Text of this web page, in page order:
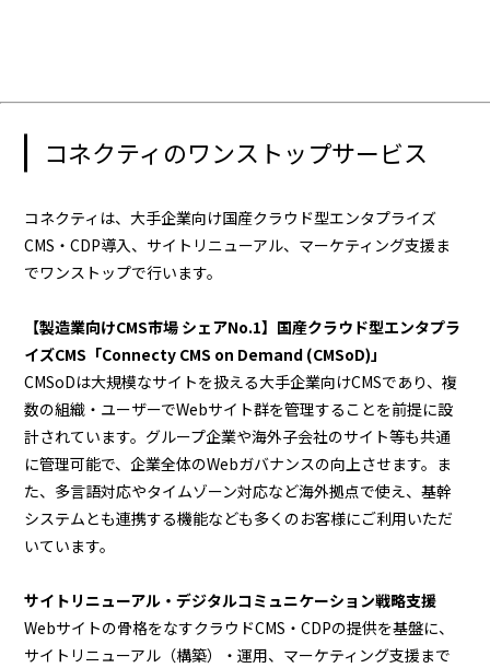
コネクティのワンストップサービス
コネクティは、大手企業向け国産クラウド型エンタプライズ
CMS・CDP導入、サイトリニューアル、マーケティング支援ま
でワンストップで行います。
【製造業向けCMS市場 シェアNo.1】国産クラウド型エンタプラ
イズCMS「Connecty CMS on Demand (CMSoD)」
CMSoDは大規模なサイトを扱える大手企業向けCMSであり、複
数の組織・ユーザーでWebサイト群を管理することを前提に設
計されています。グループ企業や海外子会社のサイト等も共通
に管理可能で、企業全体のWebガバナンスの向上させます。ま
た、多言語対応やタイムゾーン対応など海外拠点で使え、基幹
システムとも連携する機能なども多くのお客様にご利用いただ
いています。
サイトリニューアル・デジタルコミュニケーション戦略支援
Webサイトの骨格をなすクラウドCMS・CDPの提供を基盤に、
サイトリニューアル（構築）・運用、マーケティング支援まで